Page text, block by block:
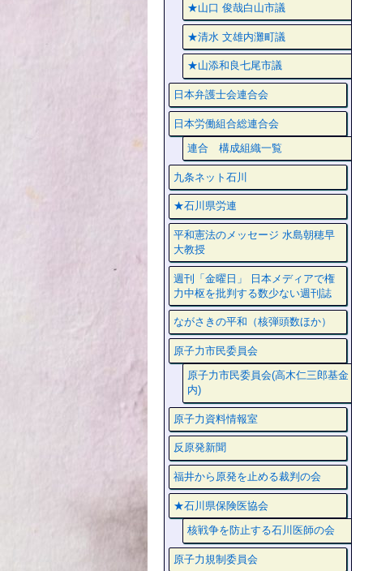
★山口 俊哉白山市議
★清水 文雄内灘町議
★山添和良七尾市議
日本弁護士会連合会
日本労働組合総連合会
連合 構成組織一覧
九条ネット石川
★石川県労連
平和憲法のメッセージ 水島朝穂早
大教授
週刊「金曜日」 日本メディアで権
力中枢を批判する数少ない週刊誌
ながさきの平和（核弾頭数ほか）
原子力市民委員会
原子力市民委員会(高木仁三郎基金
内)
原子力資料情報室
反原発新聞
福井から原発を止める裁判の会
★石川県保険医協会
核戦争を防止する石川医師の会
原子力規制委員会